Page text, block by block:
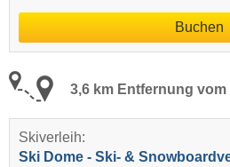
Buchen
3,6 km Entfernung
Skiverleih:
Ski Dome - Ski- &